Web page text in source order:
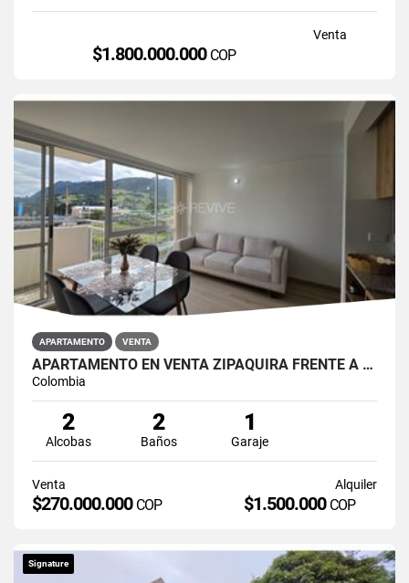
Venta
$1.800.000.000 COP
APARTAMENTO VENTA
APARTAMENTO EN VENTA ZIPAQUIRÁ FRENTE A LA UNIMINUTO
Colombia
2
Alcobas
2
Baños
1
Garaje
Venta
$270.000.000 COP
Alquiler
$1.500.000 COP
Signature